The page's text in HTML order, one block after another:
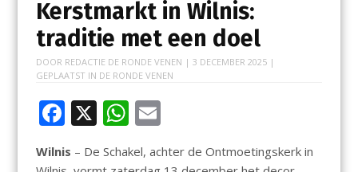
Kerstmarkt in Wilnis:
traditie met een doel
DOOR REDACTIE DE RONDE VENEN | 3 DECEMBER 2025|
GEPLAATST IN DE RONDE VENEN
F
ac
e
X W
h
at
E
m
ai
Wilnis – De Schakel, achter de Ontmoetingskerk in